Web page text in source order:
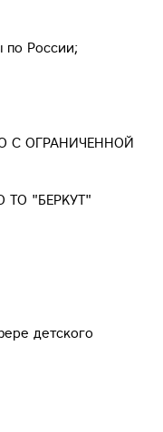
по России;
С ОГРАНИЧЕННОЙ
ТО "БЕРКУТ"
детского